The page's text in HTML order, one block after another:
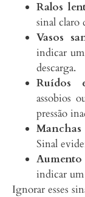
Ralos
sinal claro
Vasos
indicar
descarga.
Ruídos
assobios
pressão
Sinal
Aumento
indicar
Ignorar esses